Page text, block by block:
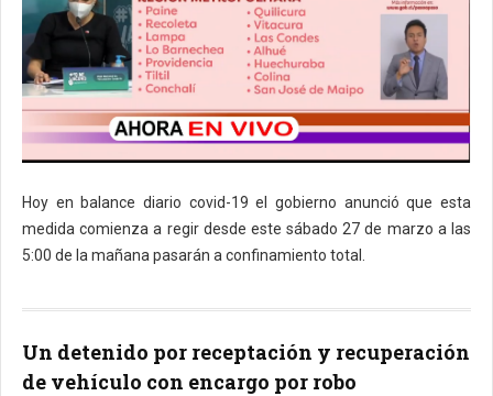
Hoy en balance diario covid-19 el gobierno anunció que esta
medida comienza a regir desde este sábado 27 de marzo a las
5:00 de la mañana pasarán a confinamiento total.
Un detenido por receptación y recuperación
de vehículo con encargo por robo